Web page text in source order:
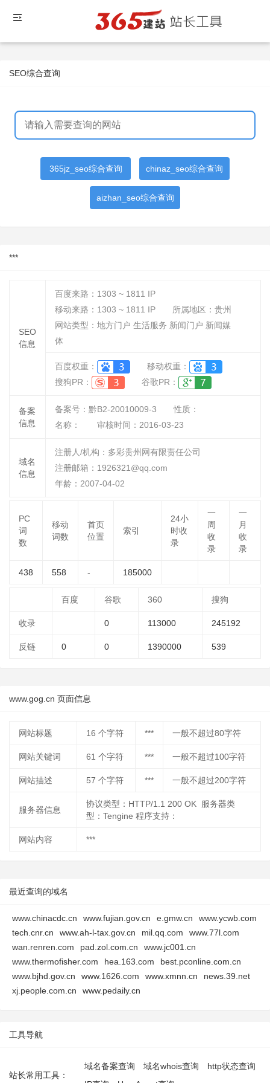
SEO综合查询
365jz_seo综合查询 chinaz_seo综合查询
aizhan_seo综合查询
***
SEO
信息
百度来路： 1303 ~ 1811 IP
移动来路： 1303 ~ 1811 IP
所属地区：贵州
网站类型：地方门户 生活服务 新闻门户 新闻媒
体
百度权重：
移动权重：
搜狗PR：
谷歌PR：
备案
信息
备案号：黔B2-20010009-3
性质：
名称：
审核时间： 2016-03-23
域名
信息
注册人/机构：多彩贵州网有限责任公司
注册邮箱：1926321@qq.com
年龄：2007-04-02
PC
词
数
移动
词数
首页
位置
索引
24小
时收
录
一
周
收
录
一
月
收
录
438 558 - 185000
百度 谷歌 360 搜狗
收录 0 113000 245192
反链 0 0 1390000 539
www.gog.cn 页面信息
网站标题 16 个字符 *** 一般不超过80字符
网站关键词 61 个字符 *** 一般不超过100字符
网站描述 57 个字符 *** 一般不超过200字符
服务器信息
协议类型：HTTP/1.1 200 OK 服务器类
型：Tengine 程序支持：
网站内容 ***
最近查询的域名
www.chinacdc.cn www.fujian.gov.cn e.gmw.cn
www.ycwb.com
tech.cnr.cn
www.ah-l-tax.gov.cn mil.qq.com
www.77l.com
wan.renren.com
pad.zol.com.cn
www.jc001.cn
www.thermofisher.com
hea.163.com
best.pconline.com.cn
www.bjhd.gov.cn
www.1626.com www.xmnn.cn
news.39.net
xj.people.com.cn
www.pedaily.cn
工具导航
站长常用工具：
域名备案查询 域名whois查询
http状态查询